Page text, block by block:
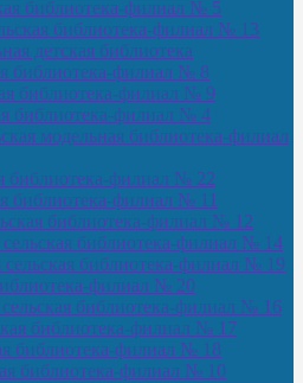
библиотека-филиал № 5
библиотека-филиал № 13
детская библиотека
библиотека-филиал № 8
библиотека-филиал № 9
библиотека-филиал № 4
модельная библиотека-филиал
библиотека-филиал № 22
библиотека-филиал № 11
библиотека-филиал № 12
библиотека-филиал № 14
библиотека-филиал № 19
филиал № 20
библиотека-филиал № 16
библиотека-филиал № 17
библиотека-филиал № 18
библиотека-филиал № 10